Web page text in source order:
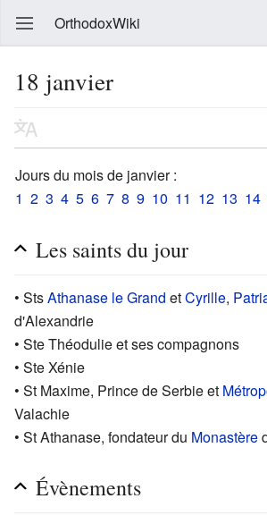
OrthodoxWiki
18 janvier
Jours du mois de janvier :
1 2 3 4 5 6 7 8 9 10 11 12 13 14
Les saints du jour
• StsAthanase le Grand etCyrille,
d'Alexandrie
• Ste Théodulie et ses compagnons
• Ste Xénie
• St Maxime, Prince de Serbie et
Valachie
• St Athanase, fondateur du Monastère
Évènements